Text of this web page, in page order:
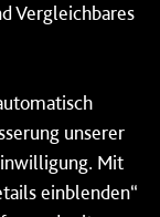
sowie an
werden Ihre
des
Vergleichbares
unserer
Mit
einblenden“